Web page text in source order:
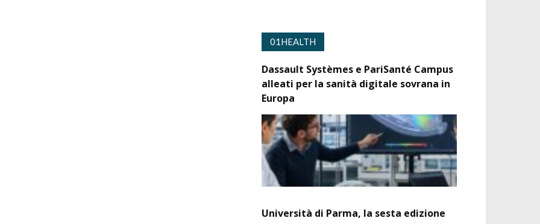
01HEALTH
Dassault Systèmes e PariSanté Campus
alleati per la sanità digitale sovrana in
Europa
Università di Parma, la sesta edizione